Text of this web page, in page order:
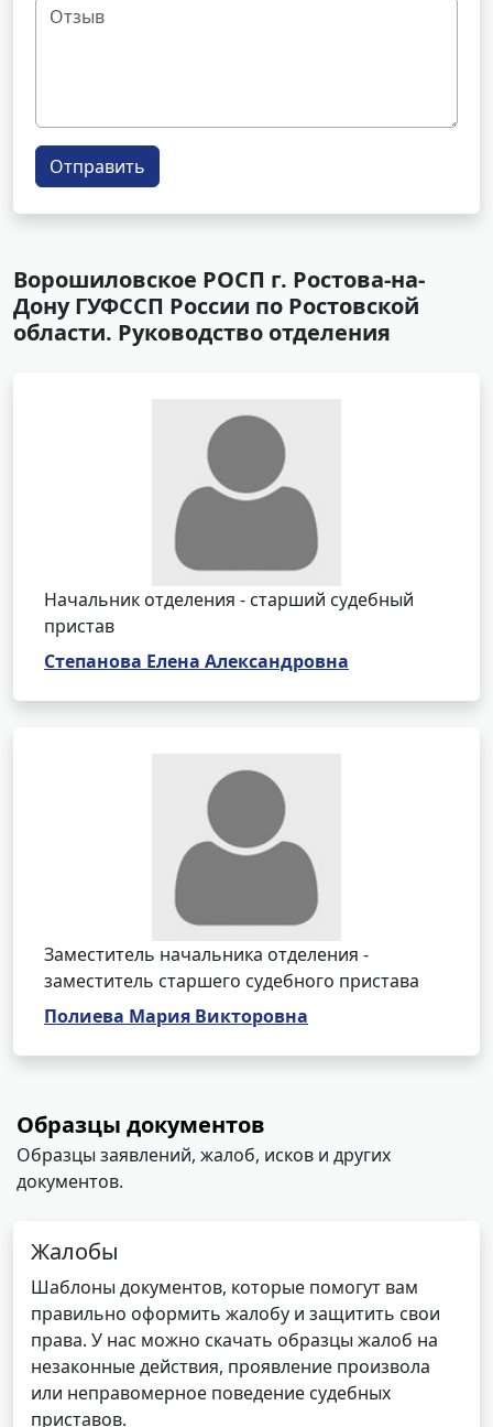
Отправить
Ворошиловское РОСП г. Ростова-на-
Дону ГУФССП России по Ростовской
области. Руководство отделения
Начальник отделения - старший судебный
пристав
Степанова Елена Александровна
Заместитель начальника отделения -
заместитель старшего судебного пристава
Полиева Мария Викторовна
Образцы документов
Образцы заявлений, жалоб, исков и других
документов.
Жалобы
Шаблоны документов, которые помогут вам
правильно оформить жалобу и защитить свои
права. У нас можно скачать образцы жалоб на
незаконные действия, проявление произвола
или неправомерное поведение судебных
приставов.